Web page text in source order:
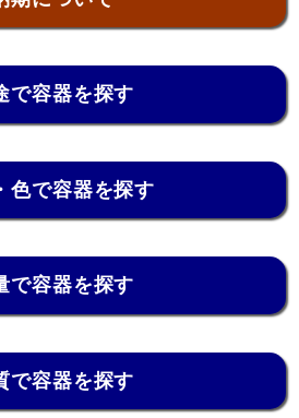
で容器を探す
色で容器を探す
で容器を探す
で容器を探す